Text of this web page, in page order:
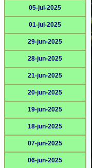
05-jul-2025
01-jul-2025
29-jun-2025
28-jun-2025
21-jun-2025
20-jun-2025
19-jun-2025
18-jun-2025
07-jun-2025
06-jun-2025